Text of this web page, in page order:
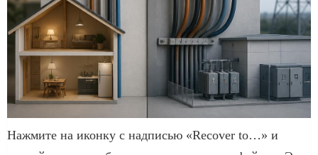
Нажмите на иконку с надписью «Recover to…» и